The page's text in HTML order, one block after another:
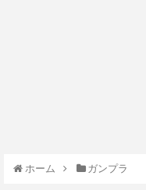
ホーム ガンプラ